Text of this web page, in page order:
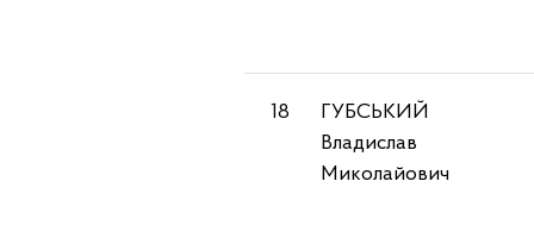
18
ГУБСЬКИЙ
Владислав
Миколайович